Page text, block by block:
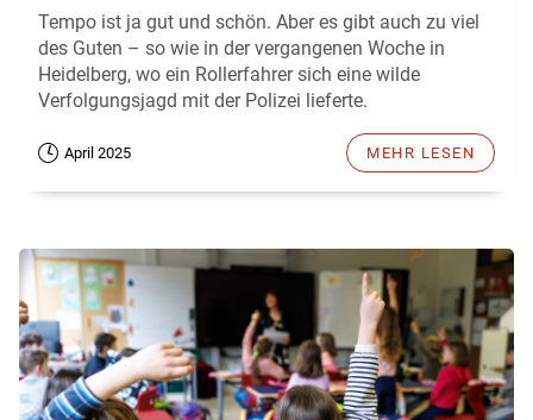
Tempo ist ja gut und schön. Aber es gibt auch zu viel
des Guten – so wie in der vergangenen Woche in
Heidelberg, wo ein Rollerfahrer sich eine wilde
Verfolgungsjagd mit der Polizei lieferte.
April 2025 MEHR LESEN